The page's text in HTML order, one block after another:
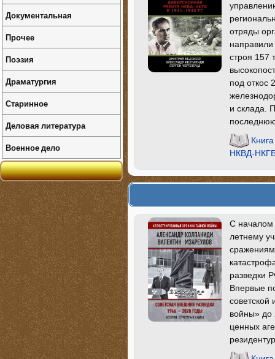
отряды
строя 157
под откос
и склада.
НКВД-НКГБ
С началом
летнему
разведки
Впервые
советской
войны» до
ценных
Документальная
Прочее
Поэзия
Драматургия
Старинное
Деловая литература
Военное дело